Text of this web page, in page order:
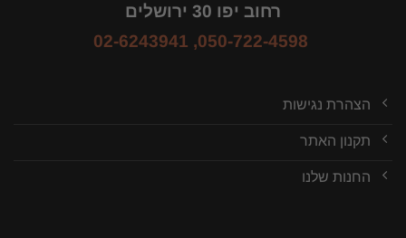
רחוב יפו 30 ירושלים
050-722-4598
,
02-6243941
הצהרת נגישות
תקנון האתר
החנות שלנו